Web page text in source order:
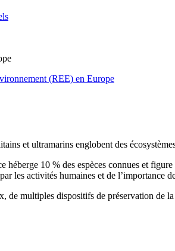
(REE) en Europe
et ultramarins englobent des
héberge 10 % des espèces connues et
les activités humaines et de l’importance
de multiples dispositifs de préservation de